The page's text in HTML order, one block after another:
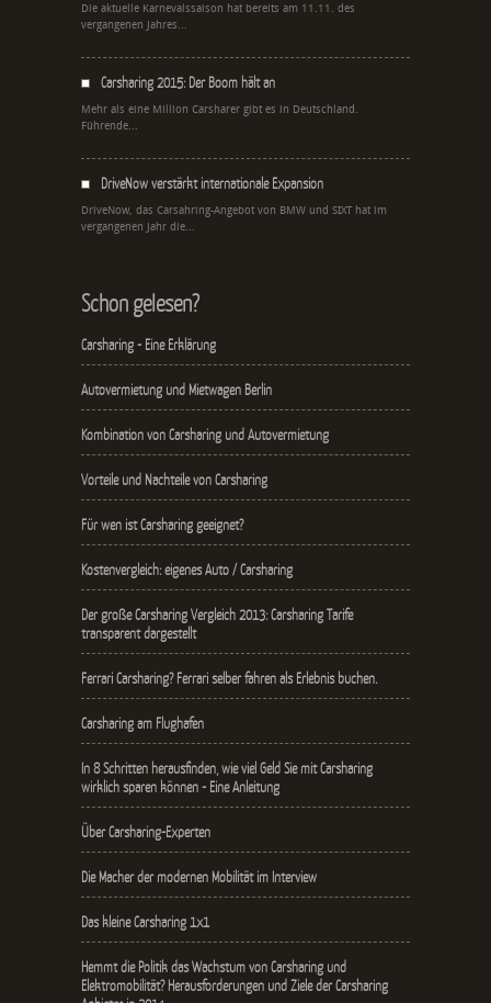
Die aktuelle Karnevalssaison hat bereits am 11.11. des
vergangenen Jahres...
Carsharing 2015: Der Boom hält an
Mehr als eine Million Carsharer gibt es in Deutschland.
Führende...
DriveNow verstärkt internationale Expansion
DriveNow, das Carsahring-Angebot von BMW und SIXT hat im
vergangenen Jahr die...
Schon gelesen?
Carsharing - Eine Erklärung
Autovermietung und Mietwagen Berlin
Kombination von Carsharing und Autovermietung
Vorteile und Nachteile von Carsharing
Für wen ist Carsharing geeignet?
Kostenvergleich: eigenes Auto / Carsharing
Der große Carsharing Vergleich 2013: Carsharing Tarife
transparent dargestellt
Ferrari Carsharing? Ferrari selber fahren als Erlebnis buchen.
Carsharing am Flughafen
In 8 Schritten herausfinden, wie viel Geld Sie mit Carsharing
wirklich sparen können - Eine Anleitung
Über Carsharing-Experten
Die Macher der modernen Mobilität im Interview
Das kleine Carsharing 1x1
Hemmt die Politik das Wachstum von Carsharing und
Elektromobilität? Herausforderungen und Ziele der Carsharing